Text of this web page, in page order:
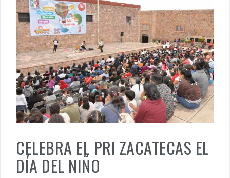
CELEBRA EL PRI ZACATECAS EL
DÍA DEL NIÑO